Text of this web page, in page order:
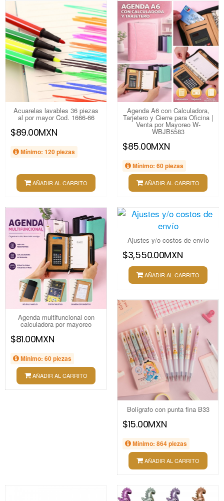
Acuarelas lavables 36 piezas
al por mayor Cod. 1666-66
$89.00MXN
Mínimo: 120 piezas
AÑADIR AL CARRITO
Agenda A6 con Calculadora,
Tarjetero y Cierre para Oficina |
Venta por Mayoreo W-
WBJB5583
$85.00MXN
Mínimo: 60 piezas
AÑADIR AL CARRITO
Agenda multifuncional con
calculadora por mayoreo
$81.00MXN
Mínimo: 60 piezas
AÑADIR AL CARRITO
Ajustes y/o costos de envío
$3,550.00MXN
AÑADIR AL CARRITO
Bolígrafo con punta fina B33
$15.00MXN
Mínimo: 864 piezas
AÑADIR AL CARRITO